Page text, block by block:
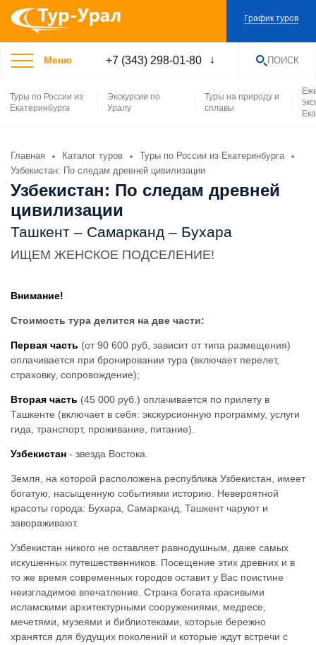
График туров
Меню +7 (343) 298-01-80 ПОИСК
НАЙТИ
Туры по России из
Екатеринбурга
Экскурсии по
Уралу
Туры на природу и
сплавы
Главная Каталог туров
Туры по России из Екатеринбурга
Узбекистан: По следам древней цивилизации
Узбекистан: По следам древней
цивилизации
Ташкент – Самарканд – Бухара
ИЩЕМ ЖЕНСКОЕ ПОДСЕЛЕНИЕ!
Внимание!
Стоимость тура делится на две части:
Первая часть (от 90 600 руб, зависит от типа размещения)
оплачивается при бронировании тура (включает перелет,
страховку, сопровождение);
Вторая часть (45 000 руб.) оплачивается по прилету в
Ташкенте (включает в себя: экскурсионную программу, услуги
гида, транспорт, проживание, питание).
Узбекистан - звезда Востока.
Земля, на которой расположена республика Узбекистан, имеет
богатую, насыщенную событиями историю. Невероятной
красоты города: Бухара, Самарканд, Ташкент чаруют и
завораживают.
Узбекистан никого не оставляет равнодушным, даже самых
искушенных путешественников. Посещение этих древних и в
то же время современных городов оставит у Вас поистине
неизгладимое впечатление. Страна богата красивыми
исламскими архитектурными сооружениями, медресе,
мечетями, музеями и библиотеками, которые бережно
хранятся для будущих поколений и которые ждут встречи с